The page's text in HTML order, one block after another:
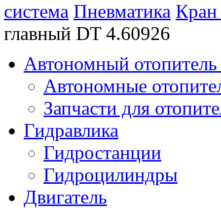
система Пневматика Кран
главный DT 4.60926
Автономный отопитель
Автономные
Запчасти для
Гидравлика
Гидростанции
Гидроцилиндры
Двигатель